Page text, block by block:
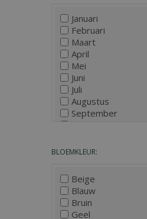
Januari
Februari
Maart
April
Mei
Juni
Juli
Augustus
September
December
BLOEMKLEUR:
Beige
Blauw
Bruin
Geel